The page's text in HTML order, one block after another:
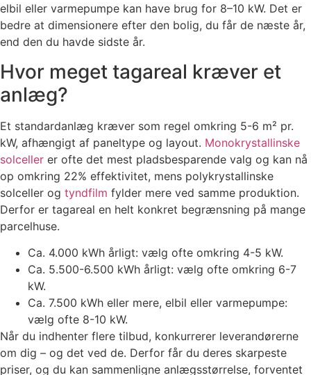
elbil eller varmepumpe kan have brug for 8–10 kW. Det er
bedre at dimensionere efter den bolig, du får de næste år,
end den du havde sidste år.
Hvor meget tagareal kræver et
anlæg?
Et standardanlæg kræver som regel omkring 5-6 m² pr.
kW, afhængigt af paneltype og layout. Monokrystallinske
solceller er ofte det mest pladsbesparende valg og kan nå
op omkring 22% effektivitet, mens polykrystallinske
solceller og tyndfilm fylder mere ved samme produktion.
Derfor er tagareal en helt konkret begrænsning på mange
parcelhuse.
Ca. 4.000 kWh årligt: vælg ofte omkring 4-5 kW.
Ca. 5.500-6.500 kWh årligt: vælg ofte omkring 6-7
kW.
Ca. 7.500 kWh eller mere, elbil eller varmepumpe:
vælg ofte 8-10 kW.
Når du indhenter flere tilbud, konkurrerer leverandørerne
om dig – og det ved de. Derfor får du deres skarpeste
priser, og du kan sammenligne anlægsstørrelse, forventet